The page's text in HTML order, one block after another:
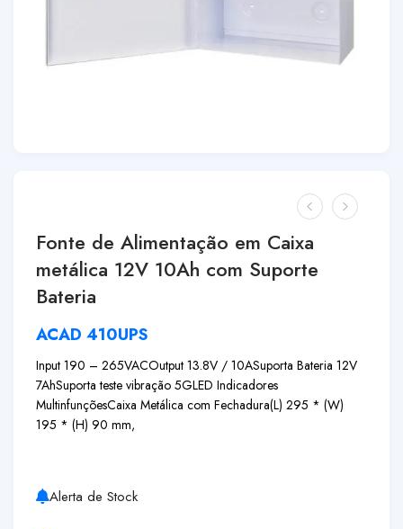
Fonte de Alimentação em Caixa
metálica 12V 10Ah com Suporte
Bateria
ACAD 410UPS
Input 190 – 265VACOutput 13.8V / 10ASuporta Bateria 12V
7AhSuporta teste vibração 5GLED Indicadores
MultinfunçõesCaixa Metálica com Fechadura(L) 295 * (W)
195 * (H) 90 mm,
Alerta de Stock